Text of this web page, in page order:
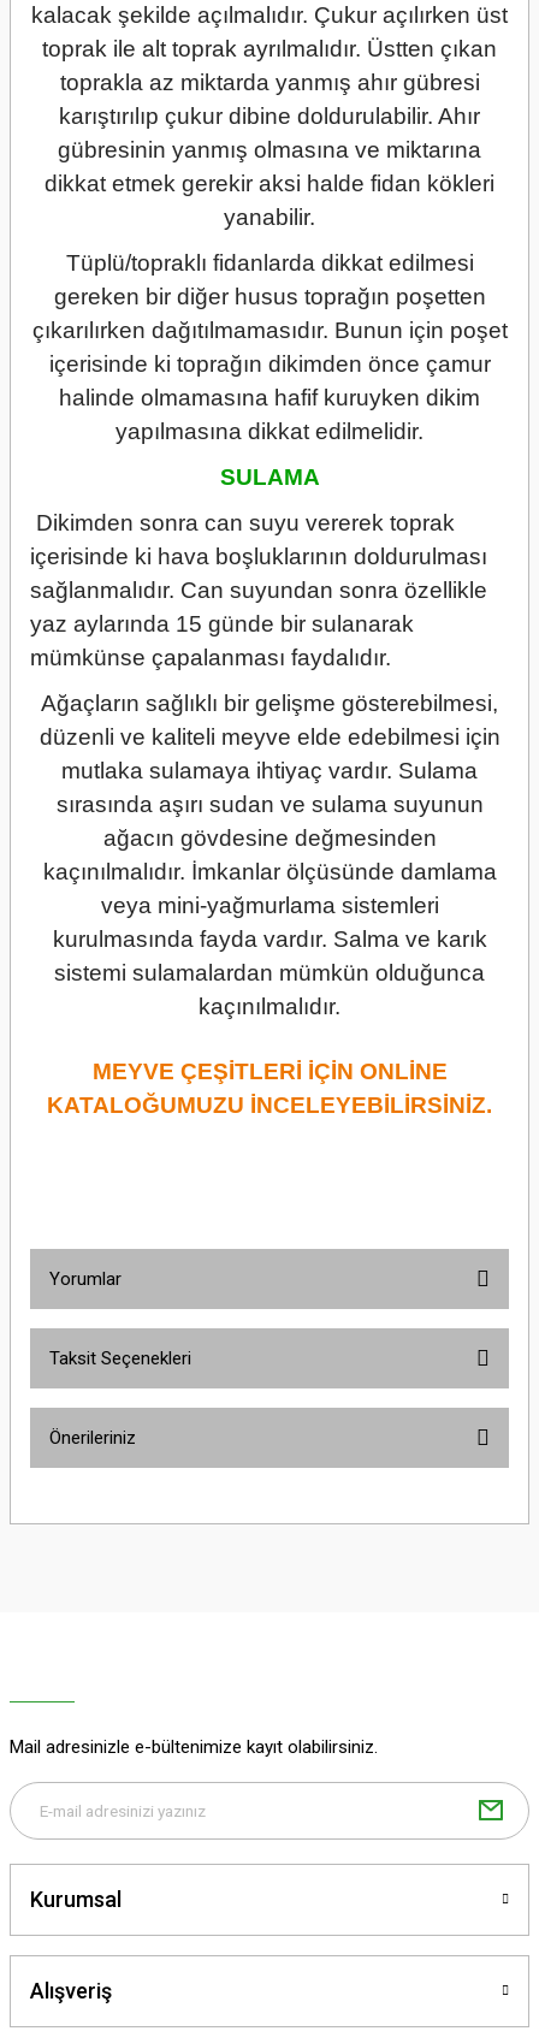
kalacak şekilde açılmalıdır. Çukur açılırken üst
toprak ile alt toprak ayrılmalıdır. Üstten çıkan
toprakla az miktarda yanmış ahır gübresi
karıştırılıp çukur dibine doldurulabilir. Ahır
gübresinin yanmış olmasına ve miktarına
dikkat etmek gerekir aksi halde fidan kökleri
yanabilir.
Tüplü/topraklı fidanlarda dikkat edilmesi
gereken bir diğer husus toprağın poşetten
çıkarılırken dağıtılmamasıdır. Bunun için poşet
içerisinde ki toprağın dikimden önce çamur
halinde olmamasına hafif kuruyken dikim
yapılmasına dikkat edilmelidir.
SULAMA
Dikimden sonra can suyu vererek toprak
içerisinde ki hava boşluklarının doldurulması
sağlanmalıdır. Can suyundan sonra özellikle
yaz aylarında 15 günde bir sulanarak
mümkünse çapalanması faydalıdır.
Ağaçların sağlıklı bir gelişme gösterebilmesi,
düzenli ve kaliteli meyve elde edebilmesi için
mutlaka sulamaya ihtiyaç vardır. Sulama
sırasında aşırı sudan ve sulama suyunun
ağacın gövdesine değmesinden
kaçınılmalıdır. İmkanlar ölçüsünde damlama
veya mini-yağmurlama sistemleri
kurulmasında fayda vardır. Salma ve karık
sistemi sulamalardan mümkün olduğunca
kaçınılmalıdır.
MEYVE ÇEŞİTLERİ İÇİN ONLİNE
KATALOĞUMUZU İNCELEYEBİLİRSİNİZ.
Yorumlar
Taksit Seçenekleri
Önerileriniz
yetersiz gördüğünüz noktaları öneri formunu kullanarak tarafımıza
Bu ürüne benzer farklı alternatifler olmalı.
Mail adresinizle e-bültenimize kayıt olabilirsiniz.
Kurumsal
Alışveriş